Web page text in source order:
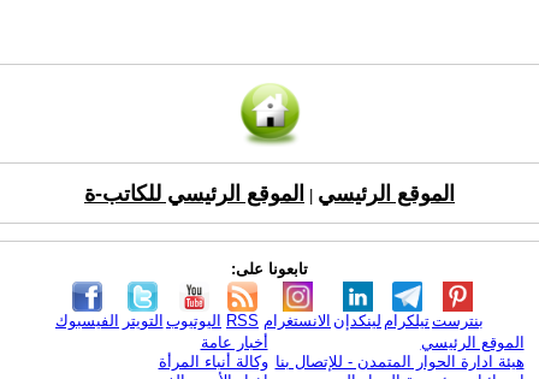
الموقع الرئيسي الموقع الرئيسي للكاتب-ة
تابعونا على:
الفيسبوك التويتر اليوتيوب RSS الانستغرام لينكدإن تيلكرامبنترست
الموقع الرئيسي
هيئة ادارة الحوار المتمدن - للإتصال بنا
أخبار عامة
وكالة أنباء المرأة